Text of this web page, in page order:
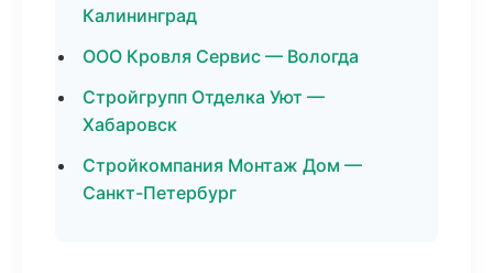
Калининград
ООО Кровля Сервис — Вологда
Стройгрупп Отделка Уют —
Хабаровск
Стройкомпания Монтаж Дом —
Санкт-Петербург